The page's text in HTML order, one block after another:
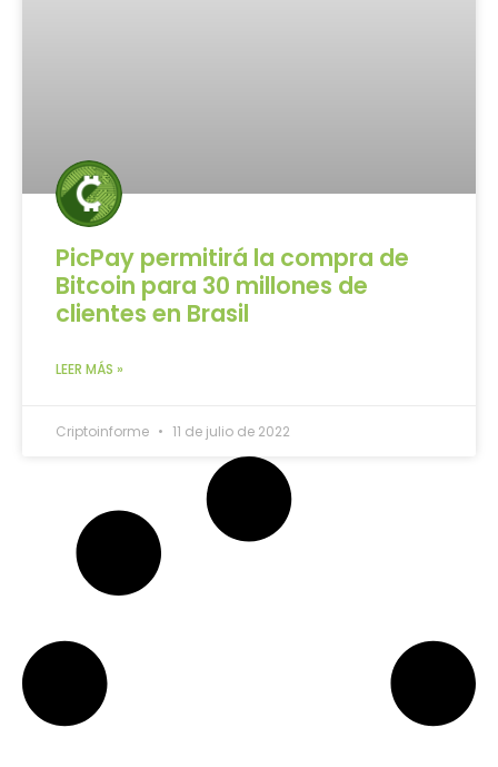
PicPay permitirá la compra de
Bitcoin para 30 millones de
clientes en Brasil
LEER MÁS »
Criptoinforme 11 de julio de 2022